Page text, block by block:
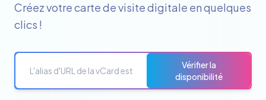
Créez votre carte de visite digitale en quelques
clics !
Vérifier la
disponibilité